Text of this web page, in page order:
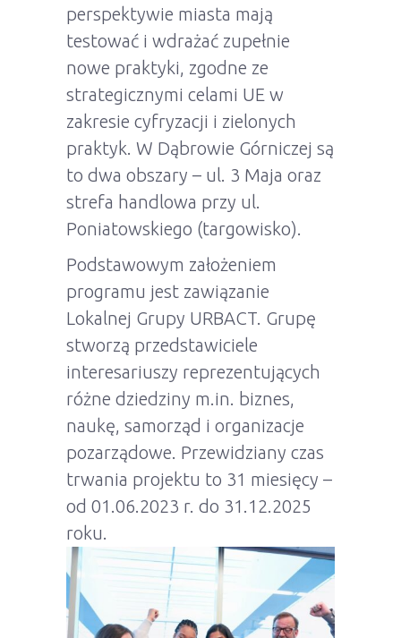
perspektywie miasta mają
testować i wdrażać zupełnie
nowe praktyki, zgodne ze
strategicznymi celami UE w
zakresie cyfryzacji i zielonych
praktyk. W Dąbrowie Górniczej są
to dwa obszary – ul. 3 Maja oraz
strefa handlowa przy ul.
Poniatowskiego (targowisko).
Podstawowym założeniem
programu jest zawiązanie
Lokalnej Grupy URBACT. Grupę
stworzą przedstawiciele
interesariuszy reprezentujących
różne dziedziny m.in. biznes,
naukę, samorząd i organizacje
pozarządowe. Przewidziany czas
trwania projektu to 31 miesięcy –
od 01.06.2023 r. do 31.12.2025
roku.